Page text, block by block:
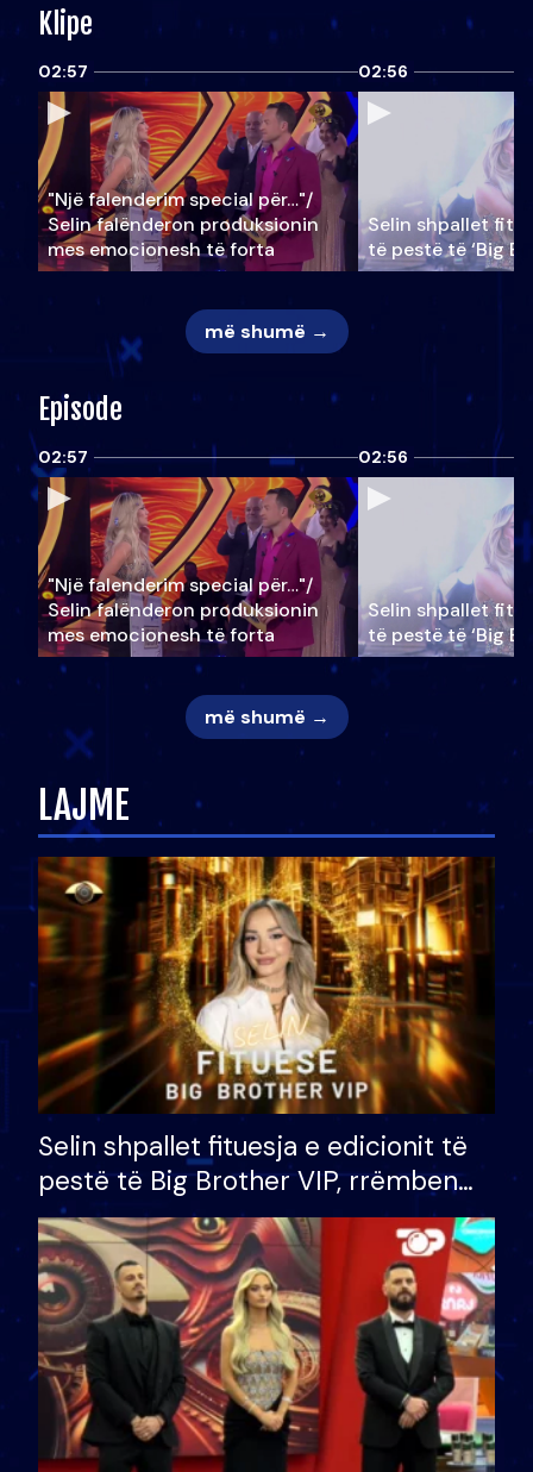
Klipe
02:57
"Një falenderim special për…"/
Selin falënderon produksionin
mes emocionesh të forta
02:56
Selin shpallet
të pestë të ‘Big
më shumë →
Episode
02:57
"Një falenderim special për…"/
Selin falënderon produksionin
mes emocionesh të forta
02:56
Selin shpallet
të pestë të ‘Big
më shumë →
LAJME
Selin shpallet fituesja e edicionit të
pestë të Big Brother VIP, rrëmben
çmimin e madh prej 100 mijë eurosh